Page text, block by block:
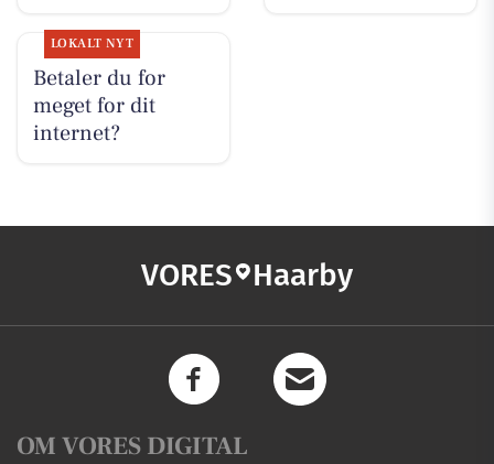
LOKALT NYT
Betaler du for
meget for dit
internet?
VORES Haarby
OM VORES DIGITAL